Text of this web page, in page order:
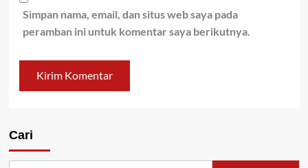
Simpan nama, email, dan situs web saya pada
peramban ini untuk komentar saya berikutnya.
Cari